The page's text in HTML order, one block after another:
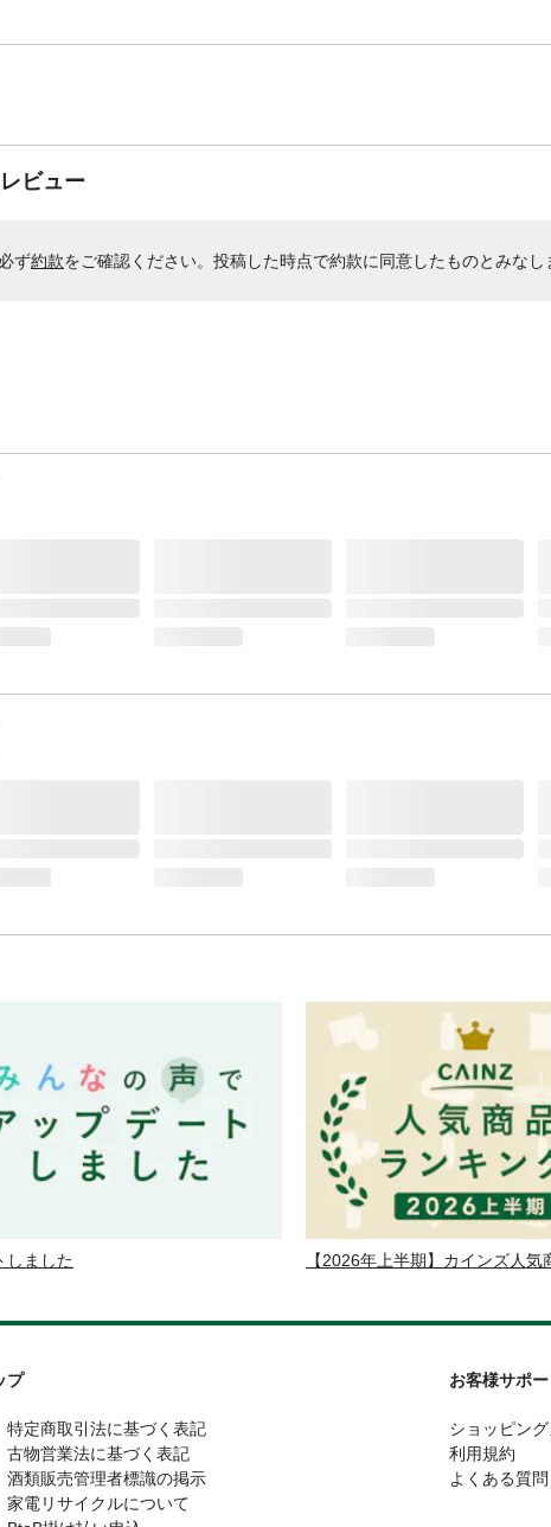
ビュー
ず約款をご確認ください。投稿した時点で約款に同意したものとみなし
しました 【2026年上半期】カインズ人気
プ
特定商取引法に基づく表記
古物営業法に基づく表記
酒類販売管理者標識の掲示
家電リサイクルについて
お客様サポー
ショッピン
利用規約
よくある質問